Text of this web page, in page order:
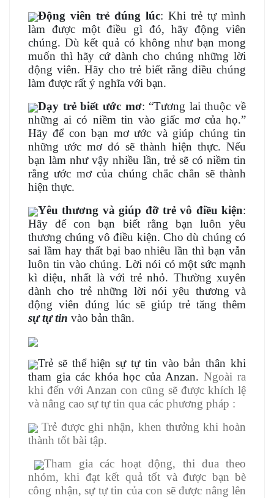
Động viên trẻ đúng lúc: Khi trẻ tự mình
làm được một điều gì đó, hãy động viên
chúng. Dù kết quả có không như bạn mong
muốn thì hãy cứ dành cho chúng những lời
động viên. Hãy cho trẻ biết rằng điều chúng
làm được rất ý nghĩa với bạn.
Dạy trẻ biết ước mơ: “Tương lai thuộc về
những ai có niềm tin vào giấc mơ của họ.”
Hãy để con bạn mơ ước và giúp chúng tin
những ước mơ đó sẽ thành hiện thực. Nếu
bạn làm như vậy nhiều lần, trẻ sẽ có niềm tin
rằng ước mơ của chúng chắc chắn sẽ thành
hiện thực.
Yêu thương và giúp đỡ trẻ vô điều kiện:
Hãy để con bạn biết rằng bạn luôn yêu
thương chúng vô điều kiện. Cho dù chúng có
sai lầm hay thất bại bao nhiêu lần thì bạn vẫn
luôn tin vào chúng. Lời nói có một sức mạnh
kì diệu, nhất là với trẻ nhỏ. Thường xuyên
dành cho trẻ những lời nói yêu thương và
động viên đúng lúc sẽ giúp trẻ tăng thêm
sự tự tin vào bản thân.
Trẻ sẽ thể hiện sự tự tin vào bản thân khi
tham gia các khóa học của Anzan. Ngoài ra
khi đến với Anzan con cũng sẽ được khích lệ
và nâng cao sự tự tin qua các phương pháp :
Trẻ được ghi nhận, khen thưởng khi hoàn
thành tốt bài tập.
Tham gia các hoạt động, thi đua theo
nhóm, khi đạt kết quả tốt và được bạn bè
công nhận, sự tự tin của con sẽ được nâng lên